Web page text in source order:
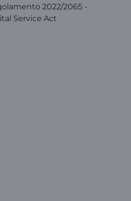
2022/2065 -
Service Act